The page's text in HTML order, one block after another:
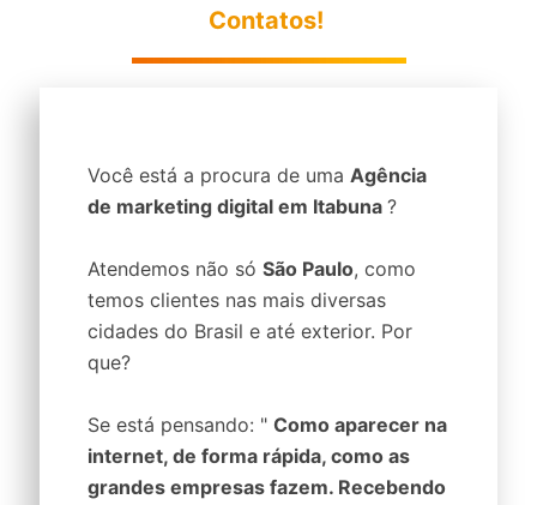
Contatos!
Você está a procura de uma Agência
de marketing digital em Itabuna ?
Atendemos não só São Paulo, como
temos clientes nas mais diversas
cidades do Brasil e até exterior. Por
que?
Se está pensando: " Como aparecer na
internet, de forma rápida, como as
grandes empresas fazem. Recebendo